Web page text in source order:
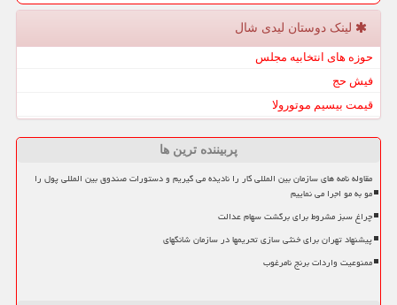
لینک دوستان لیدی شال
حوزه های انتخابیه مجلس
فیش حج
قیمت بیسیم موتورولا
پربیننده ترین ها
مقاوله نامه های سازمان بین المللی کار را نادیده می گیریم و دستورات صندوق بین المللی پول را
مو به مو اجرا می نماییم
چراغ سبز مشروط برای برگشت سهام عدالت
پیشنهاد تهران برای خنثی سازی تحریمها در سازمان شانگهای
ممنوعیت واردات برنج نامرغوب